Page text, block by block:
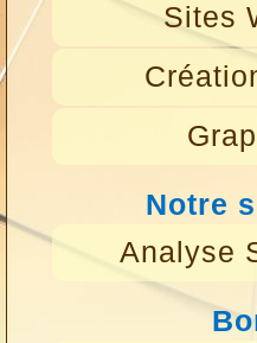
Sites
Notre
Analyse